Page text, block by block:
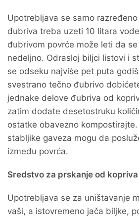
Upotrebljava se samo
đubriva treba uzeti 10 litara
đubrivom povrće može leti da
nedeljno. Odrasloj biljci listovi i
se odseku najviše pet puta
svestrano tečno đubrivo
jednake delove đubriva od
zatim dodate desetostruku
ostatke obavezno
stabljike gaveza mogu da
između povrća.
Sredstvo za prskanje od kopriva
Upotrebljava se za uništavanje
vaši, a istovremeno jača biljke,